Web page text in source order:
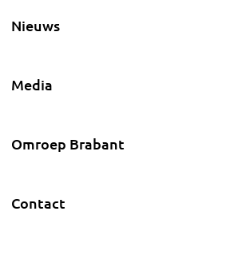
Nieuws
Media
Omroep Brabant
Contact